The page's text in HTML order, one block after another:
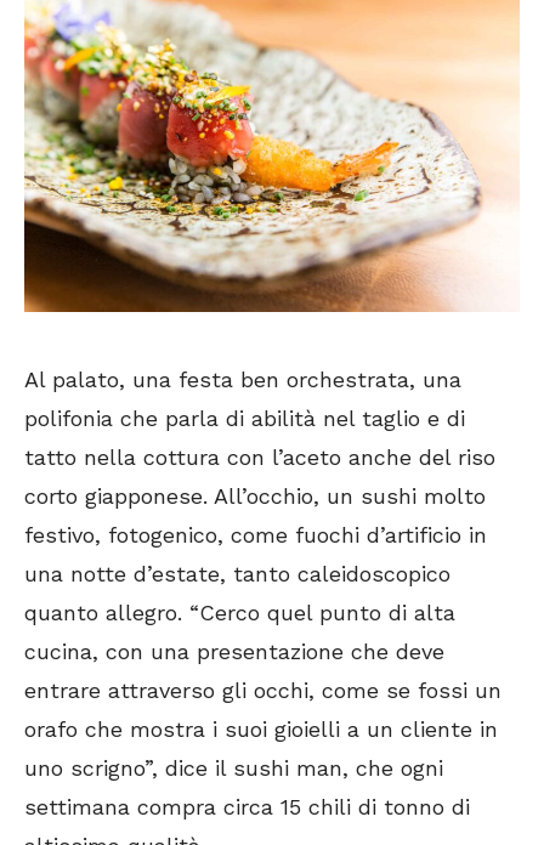
Al palato, una festa ben orchestrata, una
polifonia che parla di abilità nel taglio e di
tatto nella cottura con l’aceto anche del riso
corto giapponese. All’occhio, un sushi molto
festivo, fotogenico, come fuochi d’artificio in
una notte d’estate, tanto caleidoscopico
quanto allegro. “Cerco quel punto di alta
cucina, con una presentazione che deve
entrare attraverso gli occhi, come se fossi un
orafo che mostra i suoi gioielli a un cliente in
uno scrigno”, dice il sushi man, che ogni
settimana compra circa 15 chili di tonno di